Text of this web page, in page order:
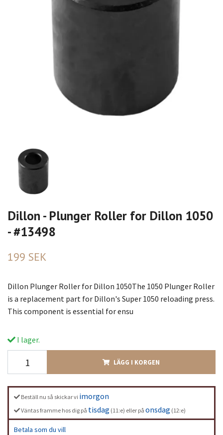
Dillon - Plunger Roller for Dillon 1050
- #13498
199 SEK
Dillon Plunger Roller for Dillon 1050The 1050 Plunger Roller
is a replacement part for Dillon's Super 1050 reloading press.
This component is essential for ensu
I lager.
LÄGG I KORGEN
Beställ nu så skickar vi imorgon
Väntas framme hos dig på tisdag (11:e) eller på onsdag (12:e)
Betala som du vill